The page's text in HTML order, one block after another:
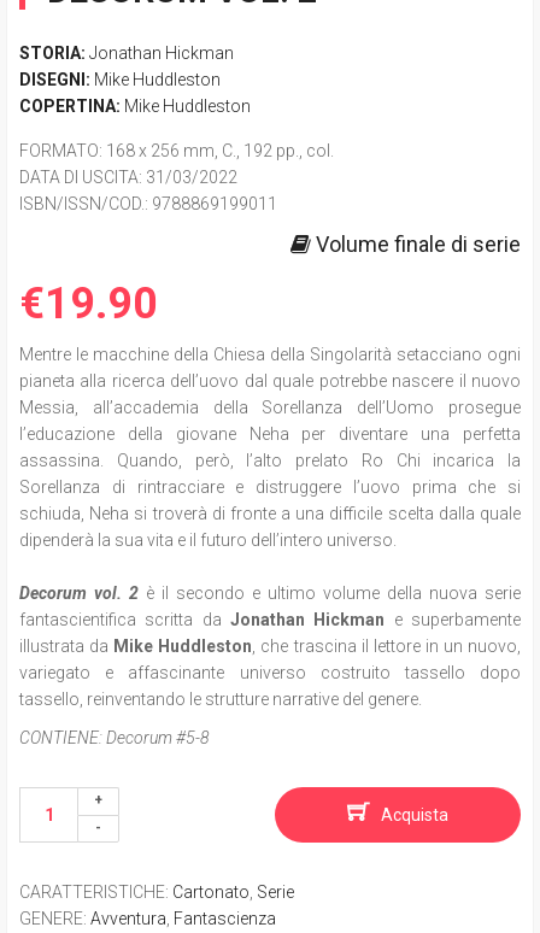
STORIA: Jonathan Hickman
DISEGNI: Mike Huddleston
COPERTINA: Mike Huddleston
FORMATO: 168 x 256 mm, C., 192 pp., col.
DATA DI USCITA: 31/03/2022
ISBN/ISSN/COD.: 9788869199011
Volume finale di serie
€19.90
Mentre le macchine della Chiesa della Singolarità setacciano ogni
pianeta alla ricerca dell’uovo dal quale potrebbe nascere il nuovo
Messia, all’accademia della Sorellanza dell’Uomo prosegue
l’educazione della giovane Neha per diventare una perfetta
assassina. Quando, però, l’alto prelato Ro Chi incarica la
Sorellanza di rintracciare e distruggere l’uovo prima che si
schiuda, Neha si troverà di fronte a una difficile scelta dalla quale
dipenderà la sua vita e il futuro dell’intero universo.
Decorum vol. 2 è il secondo e ultimo volume della nuova serie
fantascientifica scritta da Jonathan Hickman e superbamente
illustrata da Mike Huddleston , che trascina il lettore in un nuovo,
variegato e affascinante universo costruito tassello dopo
tassello, reinventando le strutture narrative del genere.
CONTIENE:Decorum #5-8
Acquista
CARATTERISTICHE: Cartonato Serie
GENERE: Avventura Fantascienza